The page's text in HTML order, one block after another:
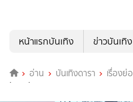
หน้าแรกบันเทิง
ข่าวบันเทิง
อ่าน บันเทิงดารา เรื่องย่อ
รักษารัก LOVE PHARMACY